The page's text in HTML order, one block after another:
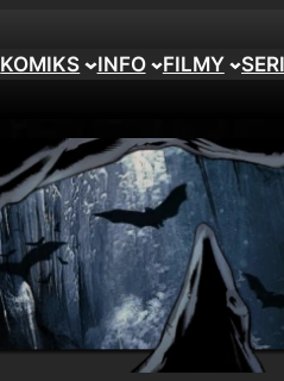
KOMIKS INFO FILMY